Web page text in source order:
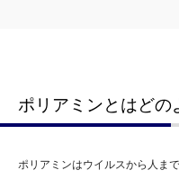
ポリアミンとはどの
ポリアミンはウイルスから人ま